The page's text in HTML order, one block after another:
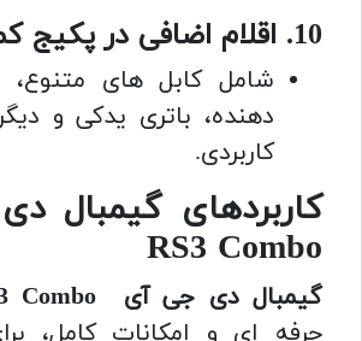
10. اقلام اضافی در پکیج کمبو:
شامل کابل های
دهنده، باتری یدکی و
کاربردی.
کاربردهای گیمبال
RS3 Combo
گیمبال دی جی آی RS3 Combo
حرفه ای و امکانات کامل،